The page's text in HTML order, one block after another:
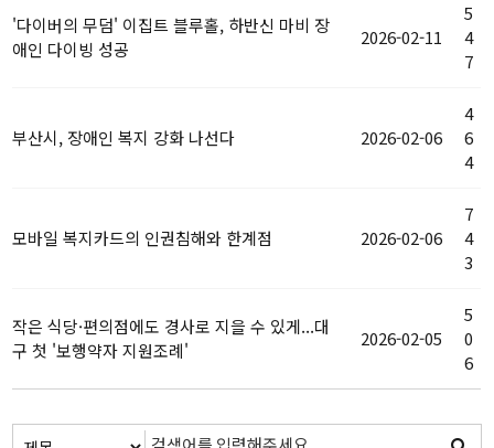
복지정보 목록
'다이버의 무덤' 이집트 블루홀, 하반신 마비 장
애인 다이빙 성공
2026-02-11
5
4
7
부산시, 장애인 복지 강화 나선다 2026-02-06
4
6
4
모바일 복지카드의 인권침해와 한계점 2026-02-06
7
4
3
작은 식당·편의점에도 경사로 지을 수 있게...대
구 첫 '보행약자 지원조례'
2026-02-05
5
0
6